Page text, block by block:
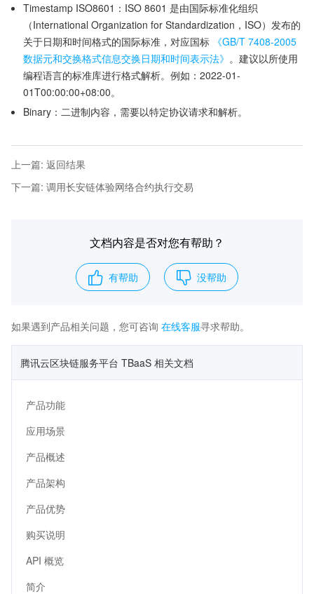
Timestamp ISO8601：ISO 8601 是由国际标准化组织
（International Organization for Standardization，ISO）发布的
关于日期和时间格式的国际标准，对应国标 《GB/T 7408-2005
数据元和交换格式信息交换日期和时间表示法》 。建议以所使用
编程语言的标准库进行格式解析。例如：2022-01-
01T00:00:00+08:00。
Binary：二进制内容，需要以特定协议请求和解析。
上一篇: 返回结果
下一篇: 调用长安链体验网络合约执行交易
文档内容是否对您有帮助？
有帮助 没帮助
如果遇到产品相关问题，您可咨询 在线客服寻求帮助。
腾讯云区块链服务平台 TBaaS 相关文档
产品功能
应用场景
产品概述
产品架构
产品优势
购买说明
API 概览
简介